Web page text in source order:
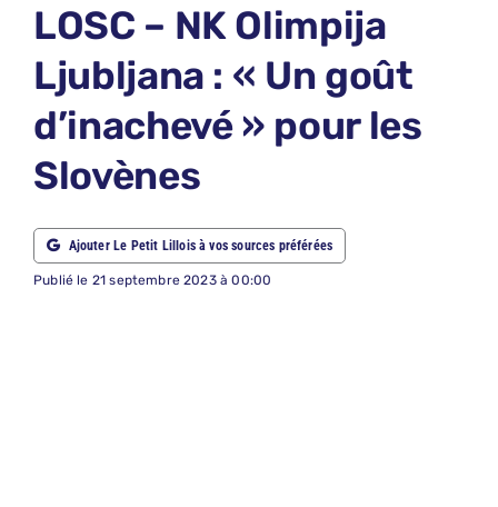
LOSC – NK Olimpija
Ljubljana : « Un goût
d’inachevé » pour les
Slovènes
Ajouter Le Petit Lillois à vos sources préférées
Publié le 21 septembre 2023 à 00:00